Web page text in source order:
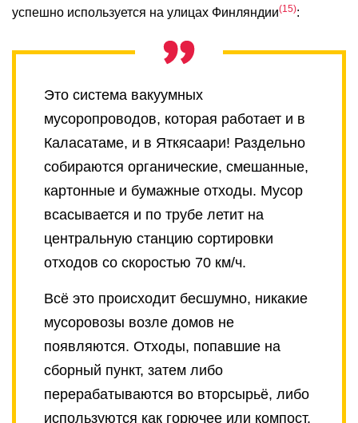
успешно используется на улицах Финляндии 15 :
Это система вакуумных
мусоропроводов, которая работает и в
Каласатаме, и в Яткясаари! Раздельно
собираются органические, смешанные,
картонные и бумажные отходы. Мусор
всасывается и по трубе летит на
центральную станцию сортировки
отходов со скоростью 70 км/ч.
Всё это происходит бесшумно, никакие
мусоровозы возле домов не
появляются. Отходы, попавшие на
сборный пункт, затем либо
перерабатываются во вторсырьё, либо
используются как горючее или компост.